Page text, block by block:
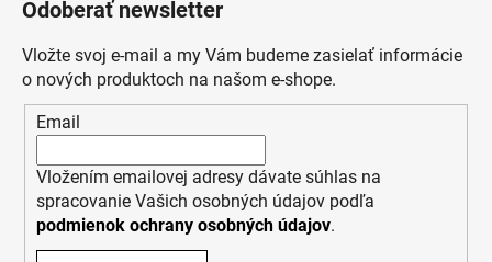
Odoberať newsletter
Vložte svoj e-mail a my Vám budeme zasielať informácie
o nových produktoch na našom e-shope.
Email
Vložením emailovej adresy dávate súhlas na
spracovanie Vašich osobných údajov podľa
podmienok ochrany osobných údajov.